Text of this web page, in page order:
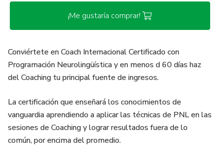
¡Me gustaría comprar!
Conviértete en Coach Internacional Certificado con
Programación Neurolingüística y en menos d 60 días haz
del Coaching tu principal fuente de ingresos.
La certificación que enseñará los conocimientos de
vanguardia aprendiendo a aplicar las técnicas de PNL en las
sesiones de Coaching y lograr resultados fuera de lo
común, por encima del promedio.